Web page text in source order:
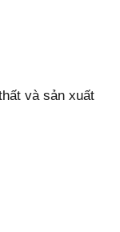
và sản xuất